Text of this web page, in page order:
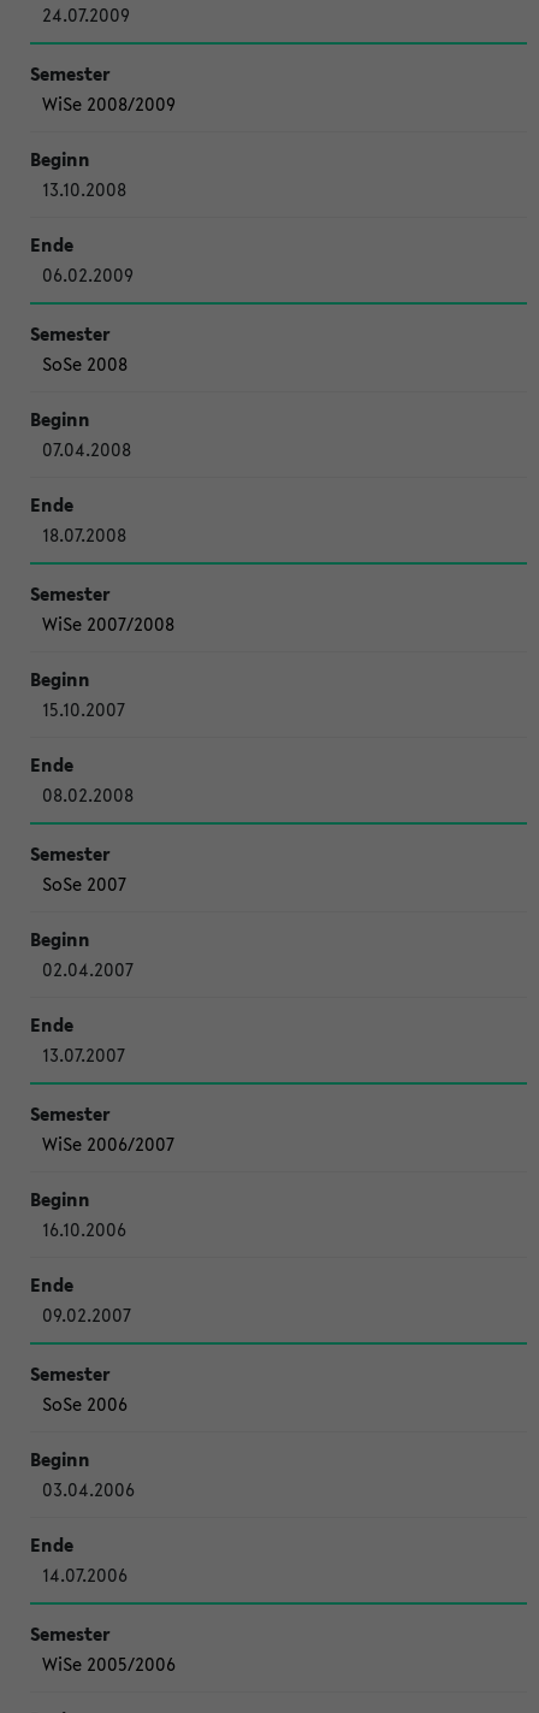
24.07.2009
WiSe 2008/2009
13.10.2008
06.02.2009
SoSe 2008
07.04.2008
18.07.2008
WiSe 2007/2008
15.10.2007
08.02.2008
SoSe 2007
02.04.2007
13.07.2007
WiSe 2006/2007
16.10.2006
09.02.2007
SoSe 2006
03.04.2006
14.07.2006
WiSe 2005/2006